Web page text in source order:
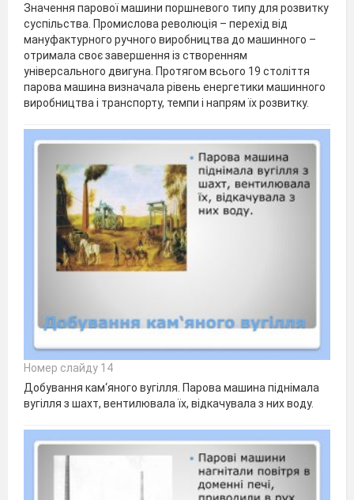
Значення парової машини поршневого типу для розвитку
суспільства. Промислова революція – перехід від
мануфактурного ручного виробництва до машинного –
отримала своє завершення із створенням
універсального двигуна. Протягом всього 19 століття
парова машина визначала рівень енергетики машинного
виробництва і транспорту, темпи і напрям їх розвитку.
Номер слайду 14
Добування кам‘яного вугілля. Парова машина піднімала
вугілля з шахт, вентилювала їх, відкачувала з них воду.